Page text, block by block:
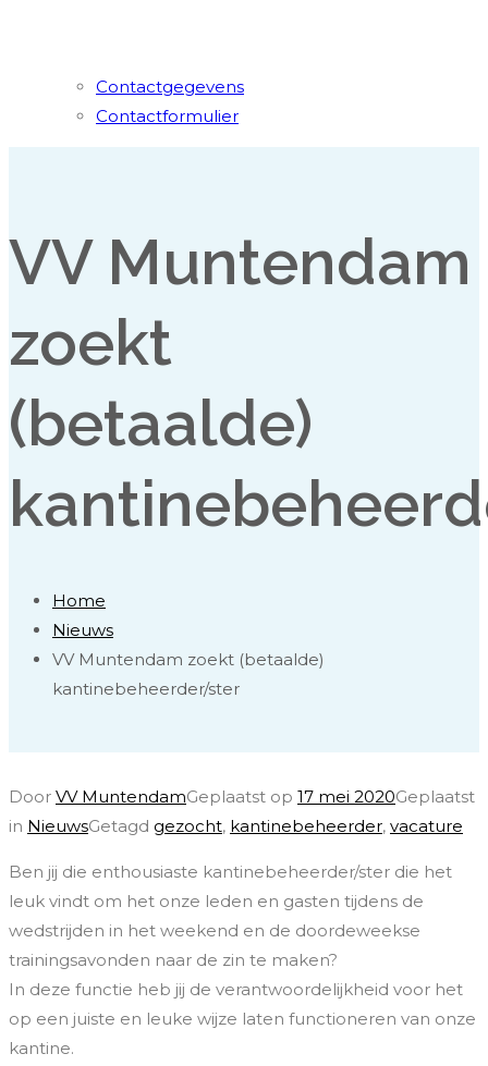
Contactgegevens
Contactformulier
VV Muntendam
zoekt
(betaalde)
Home
Nieuws
VV Muntendam zoekt (betaalde)
kantinebeheerder/ster
Door VV MuntendamGeplaatst op 17 mei 2020Geplaatst
in NieuwsGetagd gezocht, kantinebeheerder, vacature
Ben jij die enthousiaste kantinebeheerder/ster die het
leuk vindt om het onze leden en gasten tijdens de
wedstrijden in het weekend en de doordeweekse
trainingsavonden naar de zin te maken?
In deze functie heb jij de verantwoordelijkheid voor het
op een juiste en leuke wijze laten functioneren van onze
kantine.